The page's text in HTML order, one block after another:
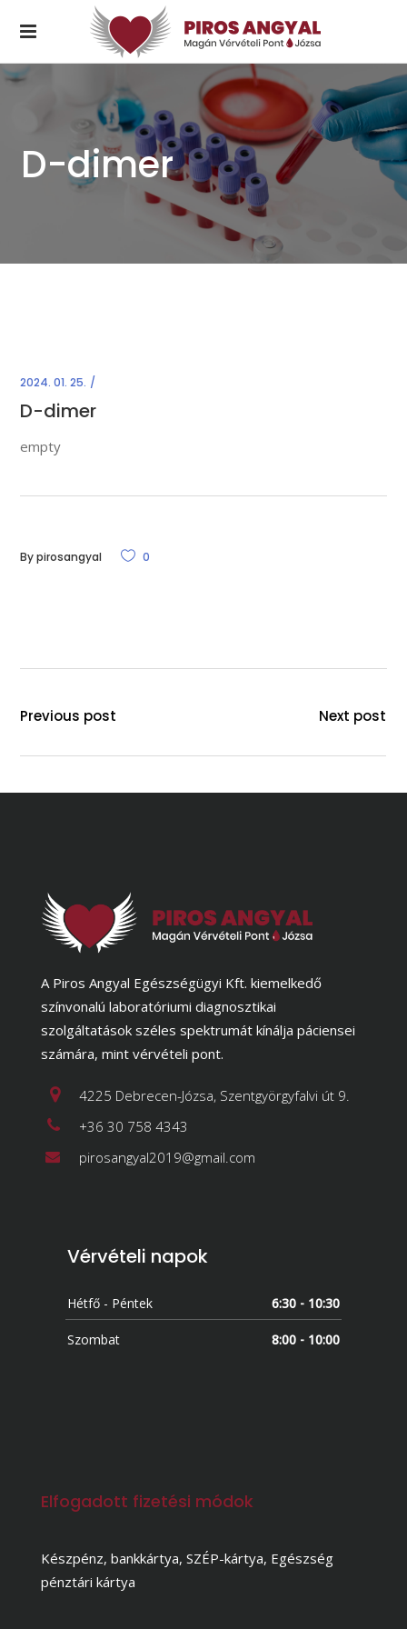
D-dimer
2024. 01. 25.
D-dimer
empty
Bypirosangyal 0
Previous post Next post
A Piros Angyal Egészségügyi Kft. kiemelkedő
színvonalú laboratóriumi diagnosztikai
szolgáltatások széles spektrumát kínálja páciensei
számára, mint vérvételi pont.
4225 Debrecen-Józsa, Szentgyörgyfalvi út 9.
+36 30 758 4343
pirosangyal2019@gmail.com
Vérvételi napok
Hétfő - Péntek 6:30 - 10:30
Szombat 8:00 - 10:00
Elfogadott fizetési módok
Készpénz, bankkártya, SZÉP-kártya, Egészség
pénztári kártya